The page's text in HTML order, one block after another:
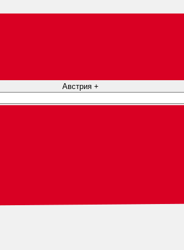
Австрия +